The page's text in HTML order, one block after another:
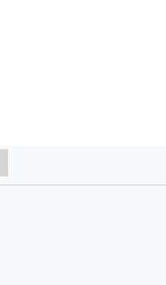
la tradizione della vite ad